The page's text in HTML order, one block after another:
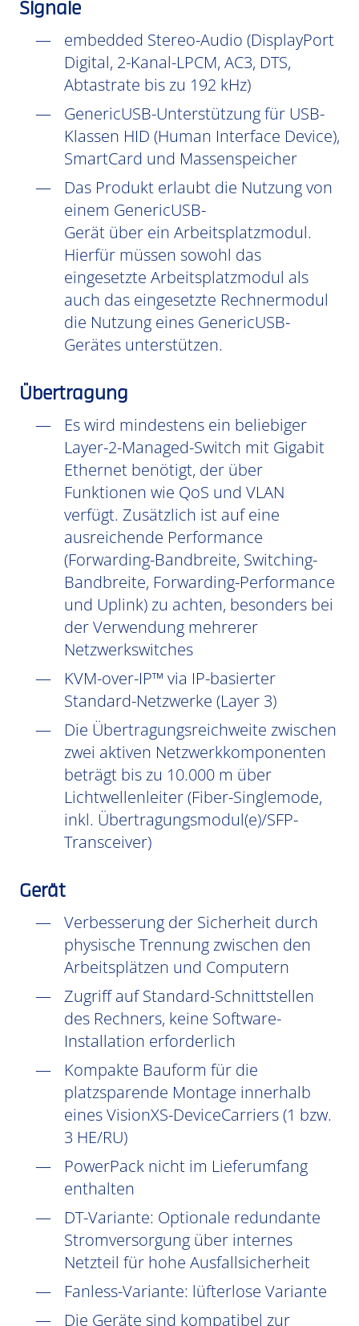
Signale
embedded Stereo-Audio (DisplayPort
Digital, 2-Kanal-LPCM, AC3, DTS,
Abtastrate bis zu 192 kHz)
GenericUSB-Unterstützung für USB-
Klassen HID (Human Interface Device),
SmartCard und Massenspeicher
Das Produkt erlaubt die Nutzung von
einem GenericUSB-
Gerät über ein Arbeitsplatzmodul.
Hierfür müssen sowohl das
eingesetzte Arbeitsplatzmodul als
auch das eingesetzte Rechnermodul
die Nutzung eines GenericUSB-
Gerätes unterstützen.
Übertragung
Es wird mindestens ein beliebiger
Layer-2-Managed-Switch mit Gigabit
Ethernet benötigt, der über
Funktionen wie QoS und VLAN
verfügt. Zusätzlich ist auf eine
ausreichende Performance
(Forwarding-Bandbreite, Switching-
Bandbreite, Forwarding-Performance
und Uplink) zu achten, besonders bei
der Verwendung mehrerer
Netzwerkswitches
KVM-over-IP™ via IP-basierter
Standard-Netzwerke (Layer 3)
Die Übertragungsreichweite zwischen
zwei aktiven Netzwerkkomponenten
beträgt bis zu 10.000 m über
Lichtwellenleiter (Fiber-Singlemode,
inkl. Übertragungsmodul(e)/SFP-
Transceiver)
Gerät
Verbesserung der Sicherheit durch
physische Trennung zwischen den
Arbeitsplätzen und Computern
Zugriff auf Standard-Schnittstellen
des Rechners, keine Software-
Installation erforderlich
Kompakte Bauform für die
platzsparende Montage innerhalb
eines VisionXS-DeviceCarriers (1 bzw.
3 HE/RU)
PowerPack nicht im Lieferumfang
enthalten
DT-Variante: Optionale redundante
Stromversorgung über internes
Netzteil für hohe Ausfallsicherheit
Fanless-Variante: lüfterlose Variante
Die Geräte sind kompatibel zur